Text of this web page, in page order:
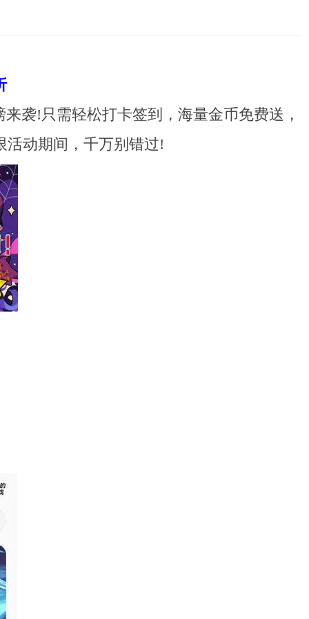
袭!只需轻松打卡签到，海量金币免费送，
活动期间，千万别错过!